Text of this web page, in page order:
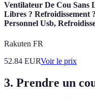
Ventilateur De Cou Sans
Libres ? Refroidissement
Personnel Usb,
Rakuten FR
52.84 EURVoir le prix
3. Prendre un